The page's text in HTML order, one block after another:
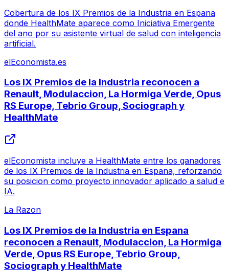
Cobertura de los IX Premios de la Industria en Espana
donde HealthMate aparece como Iniciativa Emergente
del ano por su asistente virtual de salud con inteligencia
artificial.
elEconomista.es
Los IX Premios de la Industria reconocen a
Renault, Modulaccion, La Hormiga Verde, Opus
RS Europe, Tebrio Group, Sociograph y
HealthMate
elEconomista incluye a HealthMate entre los ganadores
de los IX Premios de la Industria en Espana, reforzando
su posicion como proyecto innovador aplicado a salud e
IA.
La Razon
Los IX Premios de la Industria en Espana
reconocen a Renault, Modulaccion, La Hormiga
Verde, Opus RS Europe, Tebrio Group,
Sociograph y HealthMate